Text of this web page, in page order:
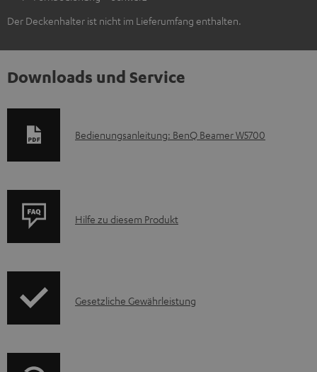
Der Deckenhalter ist nicht im Lieferumfang enthalten.
Downloads und Service
D
m
e
Bedienungsanleitung: BenQ Beamer W5700
P
u
Hilfe zu diesem Produkt
IGesetzliche Gewährleistung